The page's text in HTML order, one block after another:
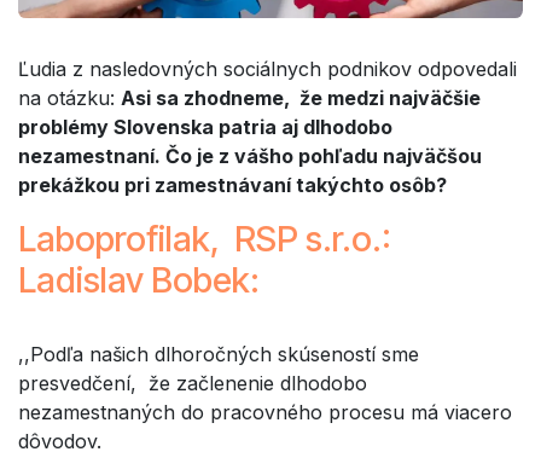
Ľudia z nasledovných sociálnych podnikov odpovedali
na otázku: Asi sa zhodneme, že medzi najväčšie
problémy Slovenska patria aj dlhodobo
nezamestnaní. Čo je z vášho pohľadu najväčšou
prekážkou pri zamestnávaní takýchto osôb?
Laboprofilak, RSP s.r.o.:
Ladislav Bobek:
,,Podľa našich dlhoročných skúseností sme
presvedčení, že začlenenie dlhodobo
nezamestnaných do pracovného procesu má viacero
dôvodov.